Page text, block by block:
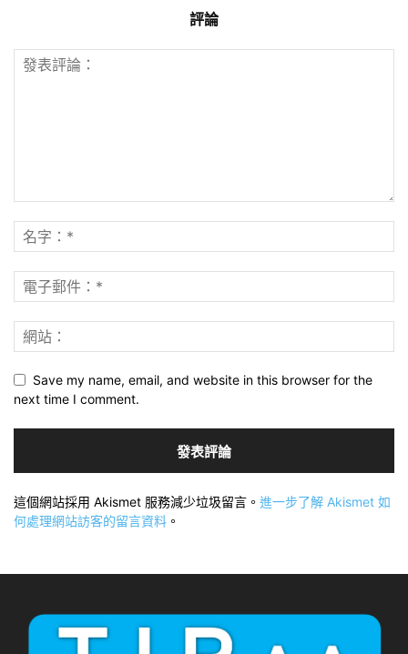
評論
Save my name, email, and website in this browser for the
next time I comment.
這個網站採用 Akismet 服務減少垃圾留言。 進一步了解 Akismet 如
何處理網站訪客的留言資料 。